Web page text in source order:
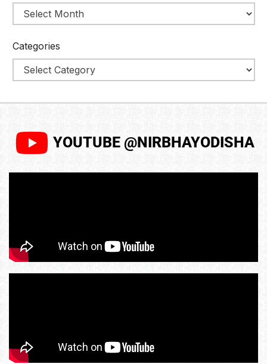
Categories
YOUTUBE @NIRBHAYODISHA